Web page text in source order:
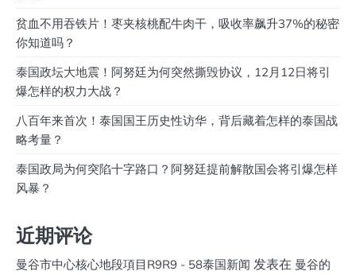
贫血不用吞铁片！枣夹核桃配牛肉干，吸收率飙升37%的秘密
你知道吗？
泰国政坛大地震！阿努廷为何突然撕毁协议，12月12日将引
爆怎样的权力大战？
八百年来首次！泰国国王历史性访华，背后藏着怎样的泰国战
略考量？
泰国政局为何突陷十字路口？阿努廷提前解散国会将引爆怎样
风暴？
近期评论
曼谷市中心核心地段項目R9R9 - 58泰国新闻 发表在 曼谷的